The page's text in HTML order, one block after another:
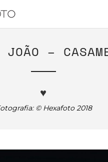
–
♥
© Hexafoto 2018